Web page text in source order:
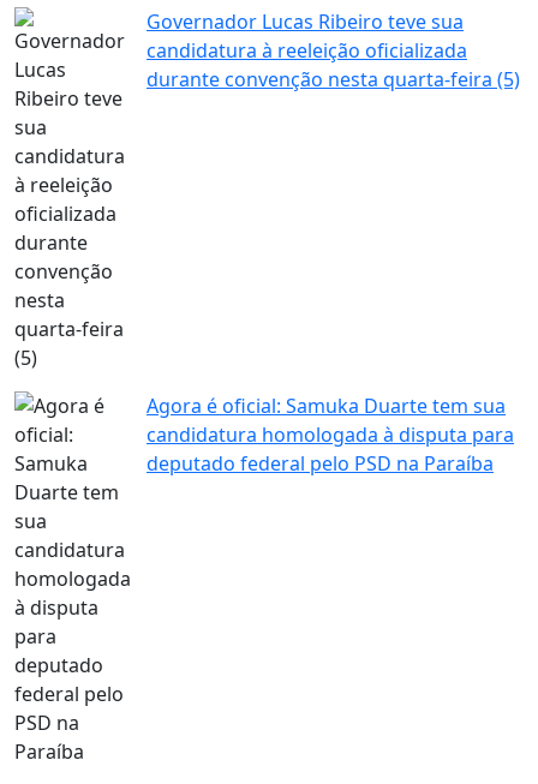
Governador Lucas Ribeiro teve sua
candidatura à reeleição oficializada
durante convenção nesta quarta-feira (5)
Agora é oficial: Samuka Duarte tem sua
candidatura homologada à disputa para
deputado federal pelo PSD na Paraíba